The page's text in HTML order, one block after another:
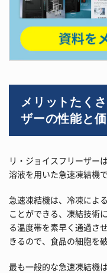
メリットたく
ザーの性能と
リ・ジョイスフリーザー
溶液を用いた急速凍結機で
急速凍結機は、冷凍によ
ことができる、凍結技術
る温度帯を素早く通過さ
きるので、食品の細胞を
最も一般的な急速凍結機